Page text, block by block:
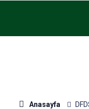
Anasayfa